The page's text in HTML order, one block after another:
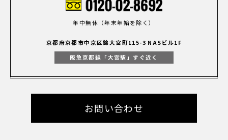
年中無休（年末年始を除く）
京都府京都市中京区錦大宮町115-3 NASビル1F
阪急京都線「大宮駅」すぐ近く
お問い合わせ